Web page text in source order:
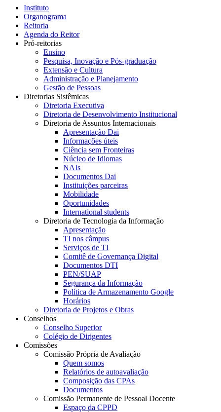
Instituto
Organograma
Reitoria
Agenda do Reitor
Pró-reitorias
Ensino
Pesquisa, Inovação e Pós-graduação
Extensão e Cultura
Administração e Planejamento
Gestão de Pessoas
Diretorias Sistêmicas
Diretoria Executiva
Diretoria de Desenvolvimento Institucional
Diretoria de Assuntos Internacionais
Apresentação Dai
Informações úteis
Ciência sem Fronteiras
Núcleo de Idiomas
NAIs
Documentos Dai
Instituições parceiras
Mobilidade
Oportunidades
International students
Diretoria de Tecnologia da Informação
Apresentação
TI nos câmpus
Serviços de TI
Comitê de Governança Digital
Documentos DTI
PEN/SUAP
Segurança da Informação
Política de Armazenamento Google
Horários
Diretoria de Projetos e Obras
Conselhos
Conselho Superior
Colégio de Dirigentes
Comissões
Comissão Própria de Avaliação
Quem somos
Relatórios de autoavaliação
Composição das CPAs
Documentos
Comissão Permanente de Pessoal Docente
Espaço da CPPD